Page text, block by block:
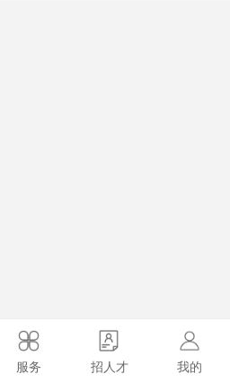
服务 招人才 我的